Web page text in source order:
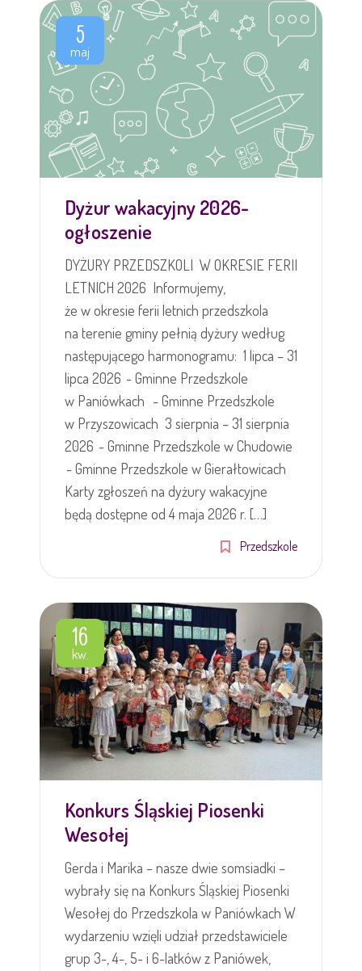
5
maj
Dyżur wakacyjny 2026-
ogłoszenie
DYŻURY PRZEDSZKOLI W OKRESIE FERII
LETNICH 2026 Informujemy,
że w okresie ferii letnich przedszkola
na terenie gminy pełnią dyżury według
następującego harmonogramu: 1 lipca – 31
lipca 2026 - Gminne Przedszkole
w Paniówkach - Gminne Przedszkole
w Przyszowicach 3 sierpnia – 31 sierpnia
2026 - Gminne Przedszkole w Chudowie
- Gminne Przedszkole w Gierałtowicach
Karty zgłoszeń na dyżury wakacyjne
będą dostępne od 4 maja 2026 r. […]
Przedszkole
16
kw.
Konkurs Śląskiej Piosenki
Wesołej
Gerda i Marika – nasze dwie somsiadki –
wybrały się na Konkurs Śląskiej Piosenki
Wesołej do Przedszkola w Paniówkach W
wydarzeniu wzięli udział przedstawiciele
grup 3-, 4-, 5- i 6-latków z Paniówek,